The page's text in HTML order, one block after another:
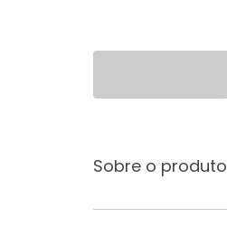
Sobre o produto